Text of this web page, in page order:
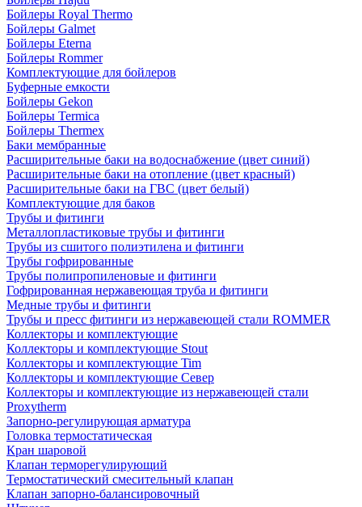
Бойлеры Royal Thermo
Бойлеры Galmet
Бойлеры Eterna
Бойлеры Rommer
Комплектующие для бойлеров
Буферные емкости
Бойлеры Gekon
Бойлеры Termica
Бойлеры Thermex
Баки мембранные
Расширительные баки на водоснабжение (цвет синий)
Расширительные баки на отопление (цвет красный)
Расширительные баки на ГВС (цвет белый)
Комплектующие для баков
Трубы и фитинги
Металлопластиковые трубы и фитинги
Трубы из сшитого полиэтилена и фитинги
Трубы гофрированные
Трубы полипропиленовые и фитинги
Гофрированная нержавеющая труба и фитинги
Медные трубы и фитинги
Трубы и пресс фитинги из нержавеющей стали ROMMER
Коллекторы и комплектующие
Коллекторы и комплектующие Stout
Коллекторы и комплектующие Tim
Коллекторы и комплектующие Север
Коллекторы и комплектующие из нержавеющей стали
Proxytherm
Запорно-регулирующая арматура
Головка термостатическая
Кран шаровой
Клапан терморегулирующий
Термостатический смесительный клапан
Клапан запорно-балансировочный